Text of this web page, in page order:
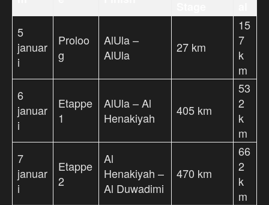
5
januar
i
Proloo
g
AlUla –
AlUla
27 km
15
7
k
m
6
januar
i
Etappe
1
AlUla – Al
Henakiyah
405 km
53
2
k
m
7
januar
i
Etappe
2
Al
Henakiyah –
Al Duwadimi
470 km
66
2
k
m